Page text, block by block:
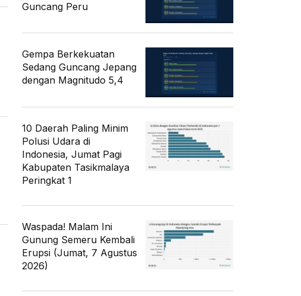
Guncang Peru
Gempa Berkekuatan
Sedang Guncang Jepang
dengan Magnitudo 5,4
10 Daerah Paling Minim
Polusi Udara di
Indonesia, Jumat Pagi
Kabupaten Tasikmalaya
Peringkat 1
Waspada! Malam Ini
Gunung Semeru Kembali
Erupsi (Jumat, 7 Agustus
2026)